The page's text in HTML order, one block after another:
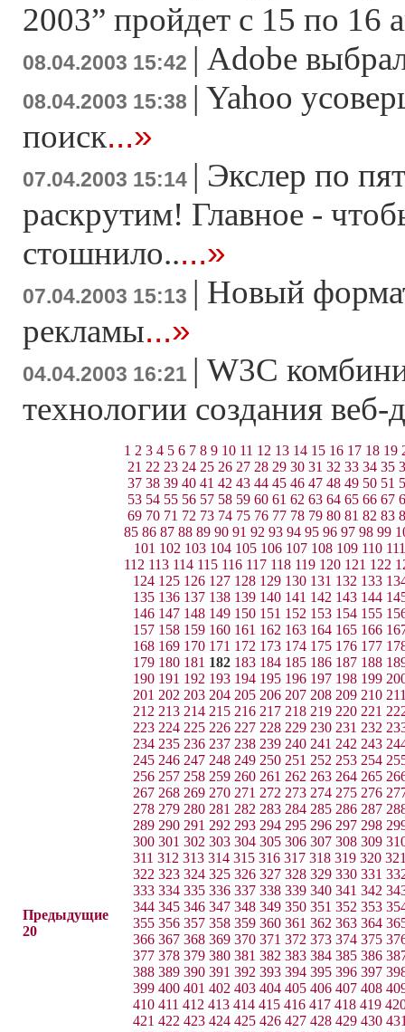
2003” пройдет с 15 по 16
08.04.2003 15:42 | Adobe
08.04.2003 15:38 | Yahoo
поиск...»
07.04.2003 15:14 | Экслер по
раскрутим! Главное -
стошнило.....»
07.04.2003 15:13 | Новый
рекламы...»
04.04.2003 16:21 | W3C
технологии создания веб-
Предыдущие
20
1 2 3 4 5 6 7 8 9 10 11 12 13 14 15 16 17 18 19
21 22 23 24 25 26 27 28 29 30 31 32 33 34 35
37 38 39 40 41 42 43 44 45 46 47 48 49 50 51
53 54 55 56 57 58 59 60 61 62 63 64 65 66 67
69 70 71 72 73 74 75 76 77 78 79 80 81 82 83
85 86 87 88 89 90 91 92 93 94 95 96 97 98 99
101 102 103 104 105 106 107 108 109 110 111
112 113 114 115 116 117 118 119 120 121 122
124 125 126 127 128 129 130 131 132 133
135 136 137 138 139 140 141 142 143 144
146 147 148 149 150 151 152 153 154 155
157 158 159 160 161 162 163 164 165 166
168 169 170 171 172 173 174 175 176 177
179 180 181 182 183 184 185 186 187 188
190 191 192 193 194 195 196 197 198 199
201 202 203 204 205 206 207 208 209 210
212 213 214 215 216 217 218 219 220 221
223 224 225 226 227 228 229 230 231 232
234 235 236 237 238 239 240 241 242 243
245 246 247 248 249 250 251 252 253 254
256 257 258 259 260 261 262 263 264 265
267 268 269 270 271 272 273 274 275 276
278 279 280 281 282 283 284 285 286 287
289 290 291 292 293 294 295 296 297 298
300 301 302 303 304 305 306 307 308 309
311 312 313 314 315 316 317 318 319 320
322 323 324 325 326 327 328 329 330 331
333 334 335 336 337 338 339 340 341 342
344 345 346 347 348 349 350 351 352 353
355 356 357 358 359 360 361 362 363 364
366 367 368 369 370 371 372 373 374 375
377 378 379 380 381 382 383 384 385 386
388 389 390 391 392 393 394 395 396 397
399 400 401 402 403 404 405 406 407 408
410 411 412 413 414 415 416 417 418 419
421 422 423 424 425 426 427 428 429 430